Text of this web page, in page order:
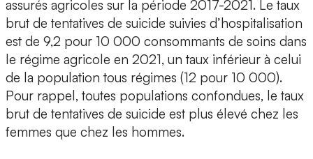
assurés agricoles sur la période 2017-2021. Le taux
brut de tentatives de suicide suivies d’hospitalisation
est de 9,2 pour 10 000 consommants de soins dans
le régime agricole en 2021, un taux inférieur à celui
de la population tous régimes (12 pour 10 000).
Pour rappel, toutes populations confondues, le taux
brut de tentatives de suicide est plus élevé chez les
femmes que chez les hommes.